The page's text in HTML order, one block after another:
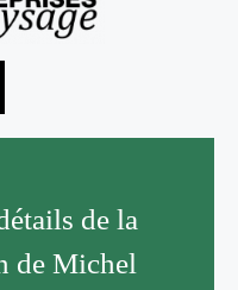
de la
de Michel